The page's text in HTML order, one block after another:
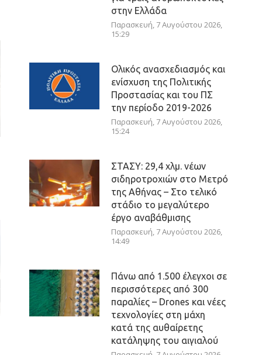
στην Ελλάδα
Παρασκευή, 7 Αυγούστου 2026,
15:29
Ολικός ανασχεδιασμός και
ενίσχυση της Πολιτικής
Προστασίας και του ΠΣ
την περίοδο 2019-2026
Παρασκευή, 7 Αυγούστου 2026,
15:24
ΣΤΑΣΥ: 29,4 χλμ. νέων
σιδηροτροχιών στο Μετρό
της Αθήνας – Στο τελικό
στάδιο το μεγαλύτερο
έργο αναβάθμισης
Παρασκευή, 7 Αυγούστου 2026,
14:49
Πάνω από 1.500 έλεγχοι σε
περισσότερες από 300
παραλίες – Drones και νέες
τεχνολογίες στη μάχη
κατά της αυθαίρετης
κατάληψης του αιγιαλού